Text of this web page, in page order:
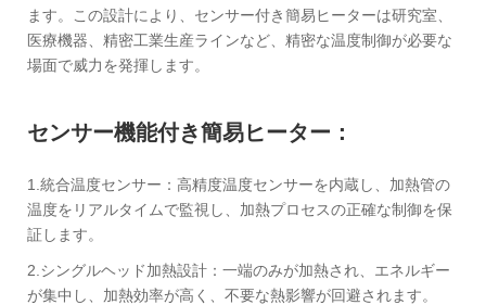
ます。この設計により、センサー付き簡易ヒーターは研究室、
医療機器、精密工業生産ラインなど、精密な温度制御が必要な
場面で威力を発揮します。
センサー機能付き簡易ヒーター‌：‌
1.統合温度センサー：高精度温度センサーを内蔵し、加熱管の
温度をリアルタイムで監視し、加熱プロセスの正確な制御を保
証します。
2.シングルヘッド加熱設計：一端のみが加熱され、エネルギー
が集中し、加熱効率が高く、不要な熱影響が回避されます。